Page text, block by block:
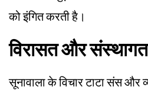
को इंगित करती है।
विरासत और
सूनावाला के विचार टाटा संस और